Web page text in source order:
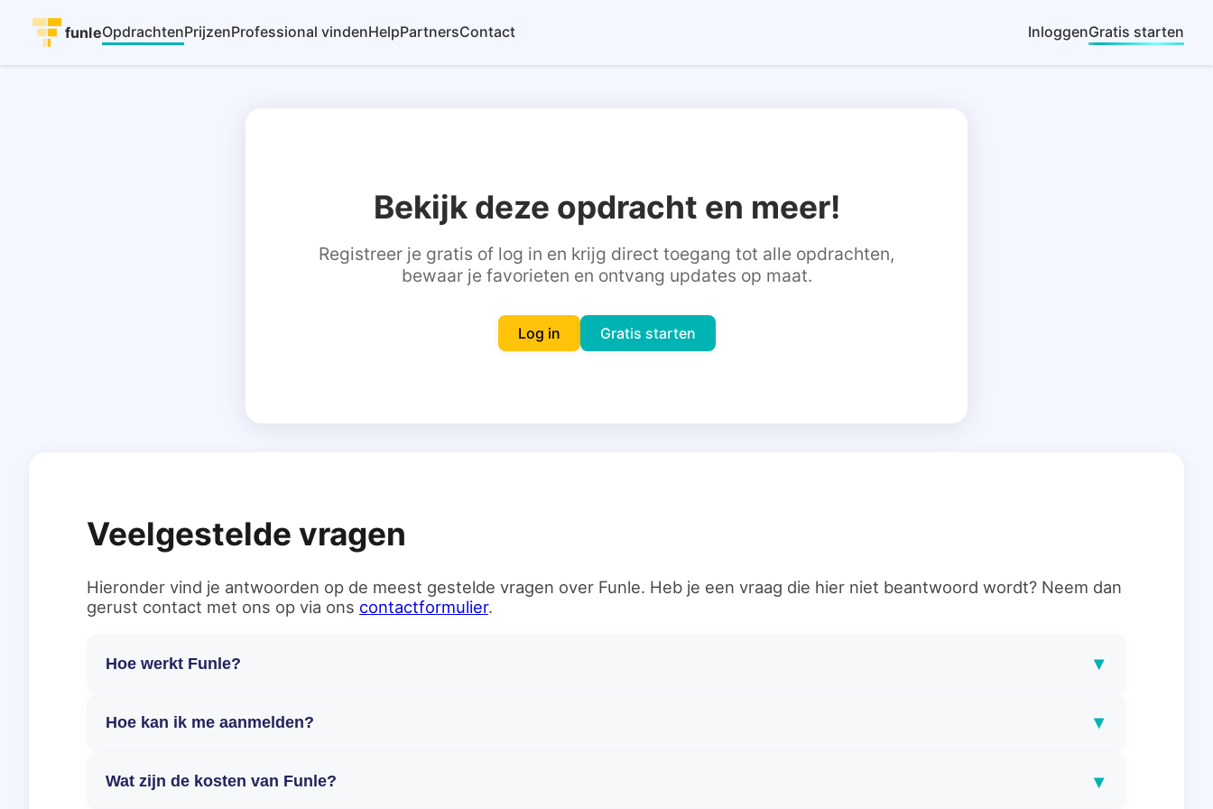
funleOpdrachtenPrijzenProfessional vindenHelpPartnersContact InloggenGratis starten
Bekijk deze opdracht en meer!
Registreer je gratis of log in en krijg direct toegang tot alle opdrachten,
bewaar je favorieten en ontvang updates op maat.
Log in Gratis starten
Veelgestelde vragen
Hieronder vind je antwoorden op de meest gestelde vragen over Funle. Heb je een vraag die hier niet beantwoord wordt? Neem dan
gerust contact met ons op via ons contactformulier.
Hoe werkt Funle? ▾
Hoe kan ik me aanmelden? ▾
Wat zijn de kosten van Funle? ▾